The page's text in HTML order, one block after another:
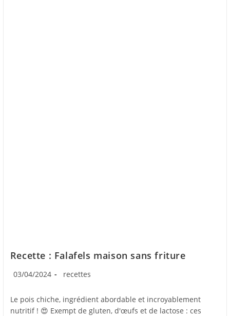
Recette : Falafels maison sans friture
03/04/2024 recettes
Le pois chiche, ingrédient abordable et incroyablement
nutritif ! 😍 Exempt de gluten, d'œufs et de lactose : ces